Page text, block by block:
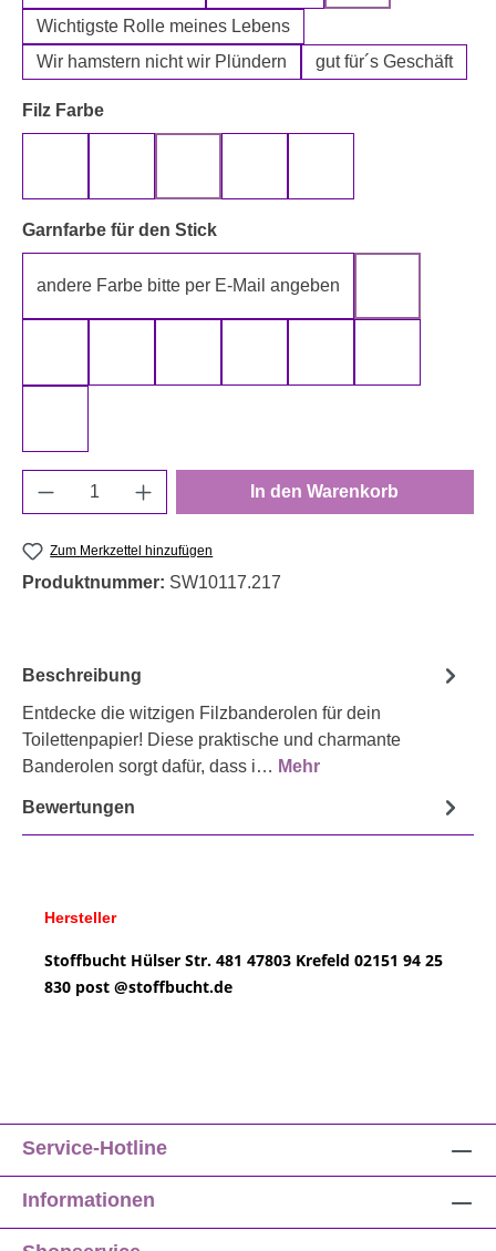
Wichtigste Rolle meines Lebens
Wir hamstern nicht wir Plündern
gut für´s Geschäft
Filz Farbeauswählen
Garnfarbe für den Stickauswählen
andere Farbe bitte per E-Mail angeben
Produkt Anzahl: Gib den gewünschten
In den Warenkorb
Zum Merkzettel hinzufügen
Produktnummer: SW10117.217
Beschreibung
Entdecke die witzigen Filzbanderolen für dein
Toilettenpapier! Diese praktische und charmante
Banderolen sorgt dafür, dass i… Mehr
Bewertungen
Hersteller
Stoffbucht Hülser Str. 481 47803 Krefeld 02151 94 25
830 post @stoffbucht.de
Service-Hotline
Informationen